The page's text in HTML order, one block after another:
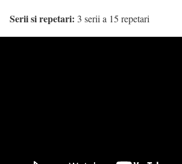
Serii si repetari: 3 serii a 15 repetari